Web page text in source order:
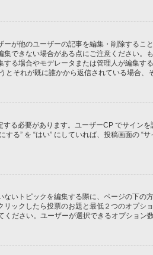
が他のユーザーの記事を編集・削除する
できない場合がある点にご注意ください
する場合やモデレータまたは管理人が編集
それが既に誰かから返信されている場合、
る必要があります。ユーザーCP でサイン
る” を “はい” にしていれば、投稿画面の
いトピックを編集する際に、ページの下
ックしたら投票のお題と最低２つのオプ
ださい。ユーザーが選択できるオプション